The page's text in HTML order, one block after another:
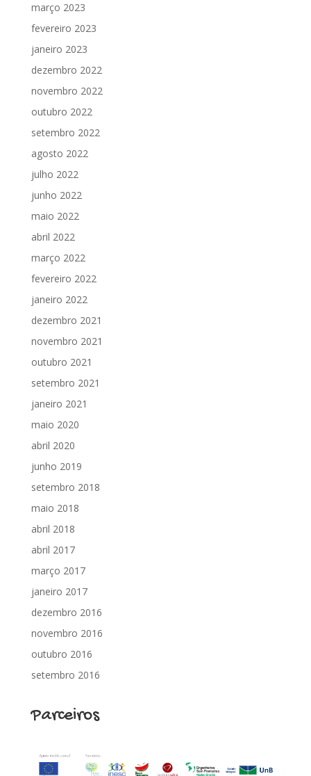
março 2023
fevereiro 2023
janeiro 2023
dezembro 2022
novembro 2022
outubro 2022
setembro 2022
agosto 2022
julho 2022
junho 2022
maio 2022
abril 2022
março 2022
fevereiro 2022
janeiro 2022
dezembro 2021
novembro 2021
outubro 2021
setembro 2021
janeiro 2021
maio 2020
abril 2020
junho 2019
setembro 2018
maio 2018
abril 2018
abril 2017
março 2017
janeiro 2017
dezembro 2016
novembro 2016
outubro 2016
setembro 2016
Parceiros